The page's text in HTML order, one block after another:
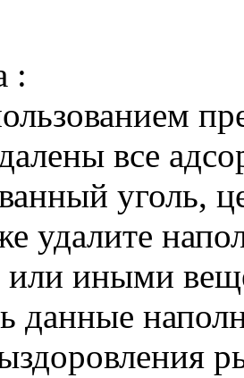
:
все
уголь,
удалите
или иными
данные